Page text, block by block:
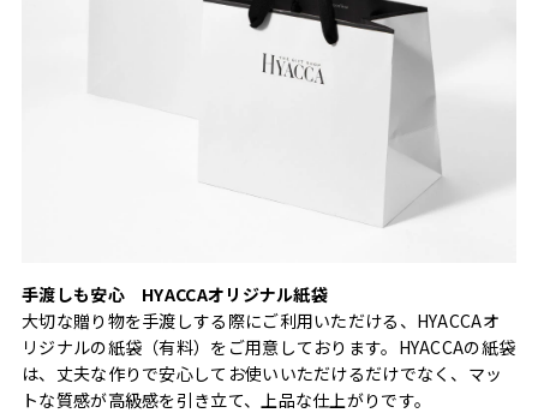
手渡しも安心 HYACCAオリジナル紙袋
大切な贈り物を手渡しする際にご利用いただける、HYACCAオ
リジナルの紙袋（有料）をご用意しております。HYACCAの紙袋
は、丈夫な作りで安心してお使いいただけるだけでなく、マッ
トな質感が高級感を引き立て、上品な仕上がりです。